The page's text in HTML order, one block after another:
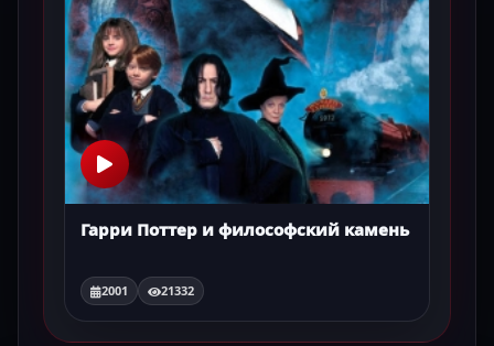
Гарри Поттер и философский камень
2001 21332